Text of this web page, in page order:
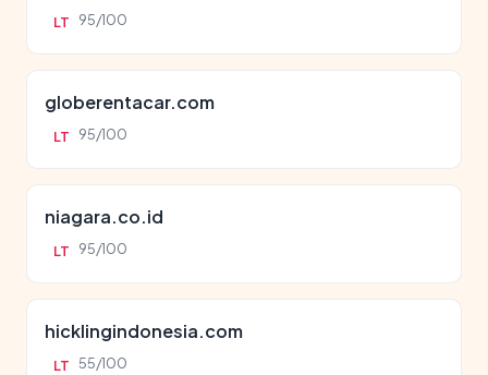
LT 95/100
globerentacar.com
LT 95/100
niagara.co.id
LT 95/100
hicklingindonesia.com
LT 55/100